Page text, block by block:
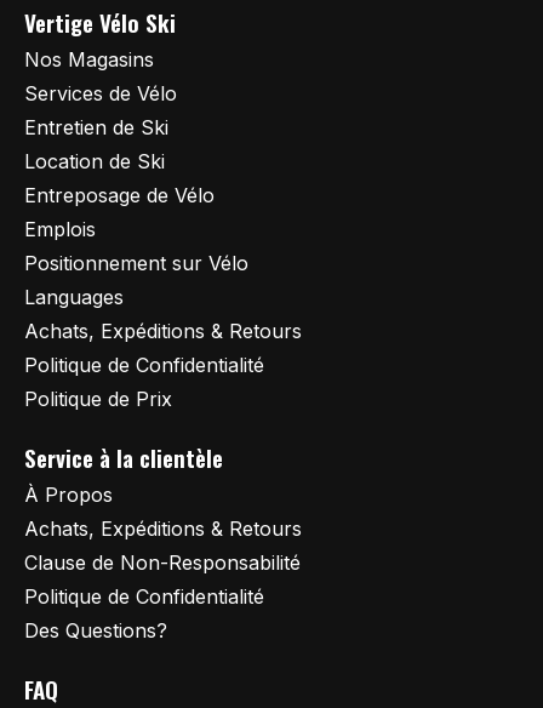
Vertige Vélo Ski
Nos Magasins
Services de Vélo
Entretien de Ski
Location de Ski
Entreposage de Vélo
Emplois
Positionnement sur Vélo
Languages
Achats, Expéditions & Retours
Politique de Confidentialité
Politique de Prix
Service à la clientèle
À Propos
Achats, Expéditions & Retours
Clause de Non-Responsabilité
Politique de Confidentialité
Des Questions?
FAQ